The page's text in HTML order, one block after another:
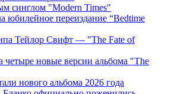
синглом "Modern Times"
юбилейное переиздание “Bedtime
Тейлор Свифт — "The Fate of
четыре новые версии альбома "The
нового альбома 2026 года